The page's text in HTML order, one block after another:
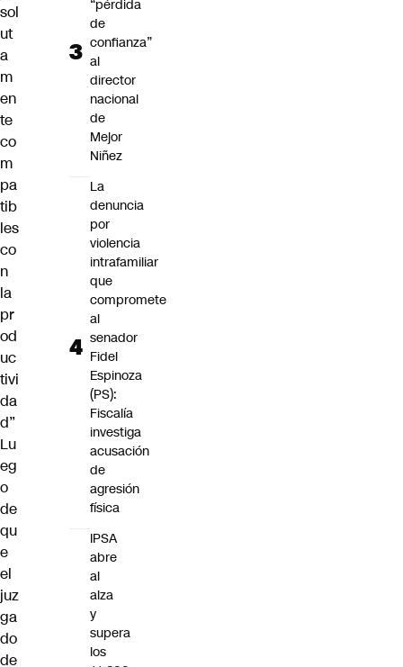
sol
ut
a
m
en
te
co
m
pa
tib
les
co
n
la
pr
od
uc
tivi
da
d”
Lu
eg
o
de
qu
e
el
juz
ga
do
de
“pérdida
de
confianza”
al
director
nacional
de
Mejor
Niñez
La
denuncia
por
violencia
intrafamiliar
que
compromete
al
senador
Fidel
Espinoza
(PS):
Fiscalía
investiga
acusación
de
agresión
física
IPSA
abre
al
alza
y
supera
los